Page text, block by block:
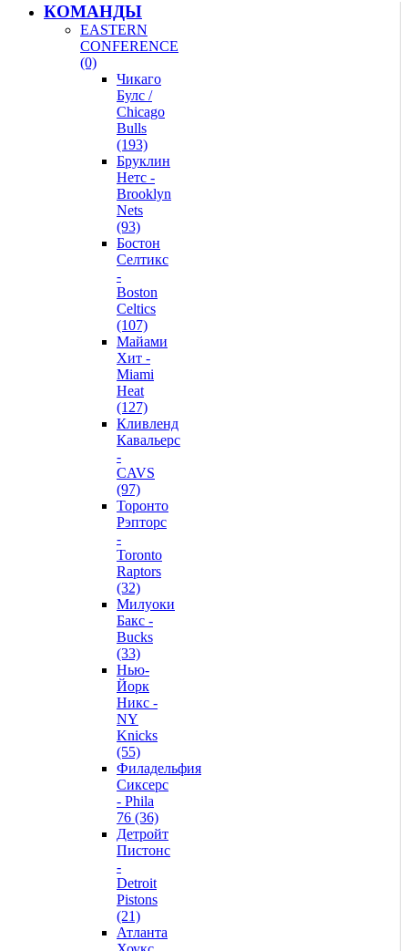
КОМАНДЫ
EASTERN
CONFERENCE
(0)
Чикаго
Булс /
Chicago
Bulls
(193)
Бруклин
Нетс -
Brooklyn
Nets
(93)
Бостон
Селтикс
-
Boston
Celtics
(107)
Майами
Хит -
Miami
Heat
(127)
Кливленд
Кавальерс
-
CAVS
(97)
Торонто
Рэпторс
-
Toronto
Raptors
(32)
Милуоки
Бакс -
Bucks
(33)
Нью-
Йорк
Никс -
NY
Knicks
(55)
Филадельфия
Сиксерс
- Phila
76 (36)
Детройт
Пистонс
-
Detroit
Pistons
(21)
Атланта